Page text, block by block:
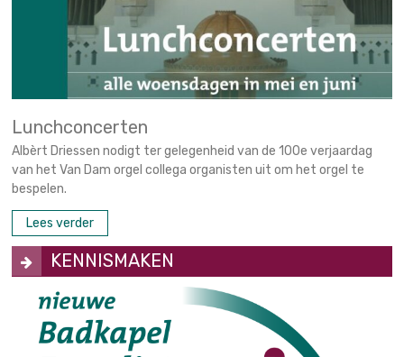
Lunchconcerten
Albèrt Driessen nodigt ter gelegenheid van de 100e verjaardag
van het Van Dam orgel collega organisten uit om het orgel te
bespelen.
Lees verder
KENNISMAKEN